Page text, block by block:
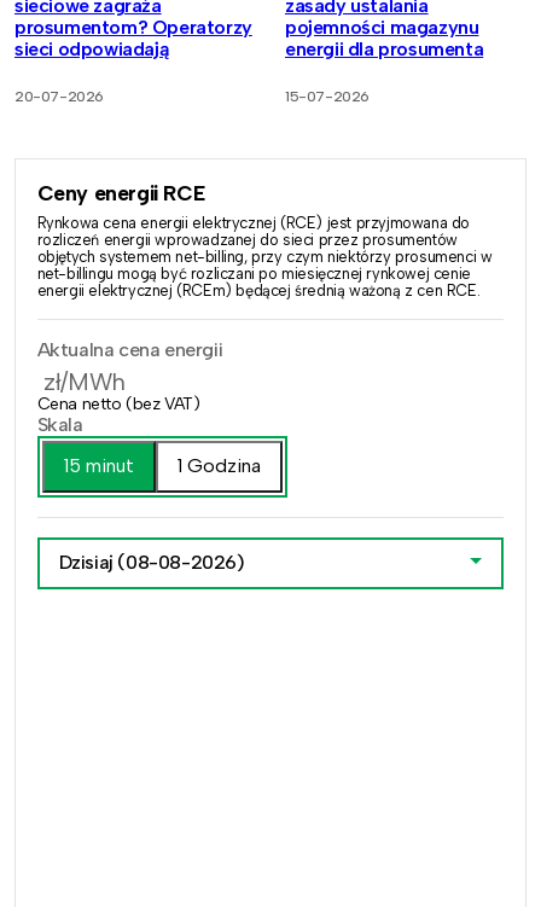
sieciowe zagraża
prosumentom? Operatorzy
sieci odpowiadają
20-07-2026
zasady ustalania
pojemności magazynu
energii dla prosumenta
15-07-2026
Ceny energii RCE
Rynkowa cena energii elektrycznej (RCE) jest przyjmowana do
rozliczeń energii wprowadzanej do sieci przez prosumentów
objętych systemem net-billing, przy czym niektórzy prosumenci w
net-billingu mogą być rozliczani po miesięcznej rynkowej cenie
energii elektrycznej (RCEm) będącej średnią ważoną z cen RCE.
Aktualna cena energii
zł/MWh
Cena netto (bez VAT)
Skala
15 minut
1 Godzina
Dzisiaj (08-08-2026)